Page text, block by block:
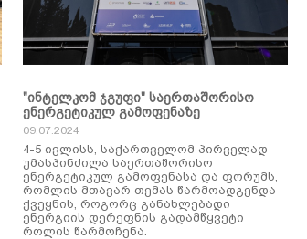
"ინტელკომ ჯგუფი" საერთაშორისო
ენერგეტიკულ გამოფენაზე
09.07.2024
4-5 ივლისს, საქართველომ პირველად
უმასპინძილა საერთაშორისო
ენერგეტიკულ გამოფენასა და ფორუმს,
რომლის მთავარ თემას წარმოადგენდა
ქვეყნის, როგორც განახლებადი
ენერგიის დერეფნის გადამწყვეტი
როლის წარმოჩენა.